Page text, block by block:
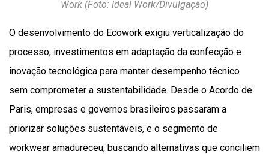
Work (Foto: Ideal Work/Divulgação)
O desenvolvimento do Ecowork exigiu verticalização do
processo, investimentos em adaptação da confecção e
inovação tecnológica para manter desempenho técnico
sem comprometer a sustentabilidade. Desde o Acordo de
Paris, empresas e governos brasileiros passaram a
priorizar soluções sustentáveis, e o segmento de
workwear amadureceu, buscando alternativas que conciliem